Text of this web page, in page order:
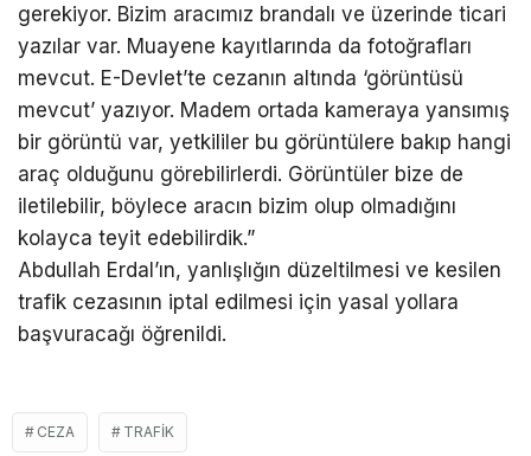
gerekiyor. Bizim aracımız brandalı ve üzerinde ticari
yazılar var. Muayene kayıtlarında da fotoğrafları
mevcut. E-Devlet’te cezanın altında ‘görüntüsü
mevcut’ yazıyor. Madem ortada kameraya yansımış
bir görüntü var, yetkililer bu görüntülere bakıp hangi
araç olduğunu görebilirlerdi. Görüntüler bize de
iletilebilir, böylece aracın bizim olup olmadığını
kolayca teyit edebilirdik.”
Abdullah Erdal’ın, yanlışlığın düzeltilmesi ve kesilen
trafik cezasının iptal edilmesi için yasal yollara
başvuracağı öğrenildi.
CEZA TRAFIK